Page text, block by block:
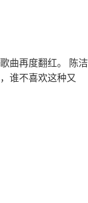
曲再度翻红。 陈洁
谁不喜欢这种又